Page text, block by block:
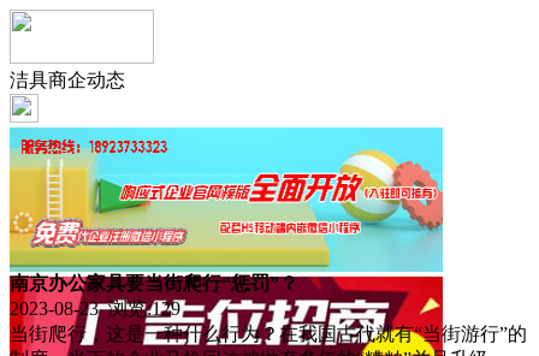
洁具商企动态
南京办公家具要当街爬行“惩罚”？
2023-08-23 浏览:129
当街爬行，这是一种什么行为？在我国古代就有“当街游行”的